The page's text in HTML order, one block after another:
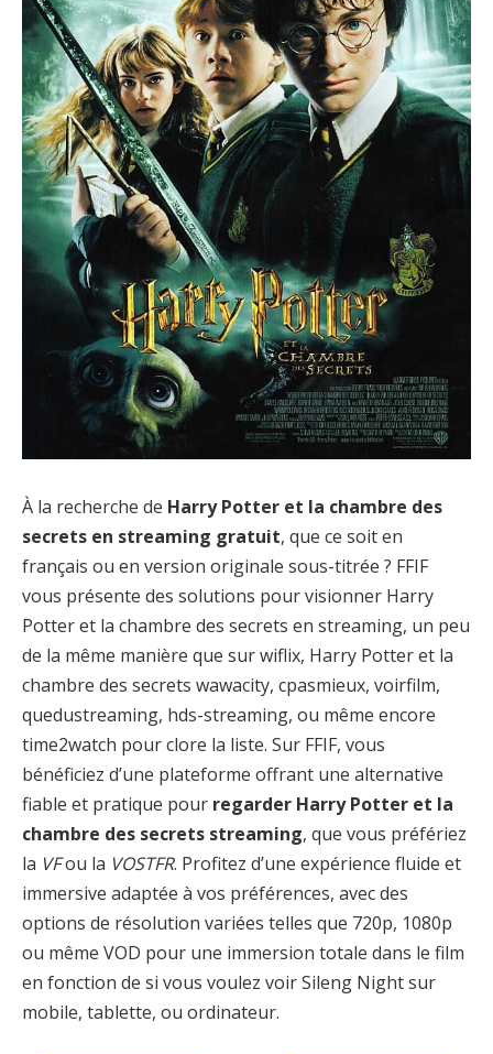
À la recherche de Harry Potter et la chambre des
secrets en streaming gratuit, que ce soit en
français ou en version originale sous-titrée ? FFIF
vous présente des solutions pour visionner Harry
Potter et la chambre des secrets en streaming, un peu
de la même manière que sur wiflix, Harry Potter et la
chambre des secrets wawacity, cpasmieux, voirfilm,
quedustreaming, hds-streaming, ou même encore
time2watch pour clore la liste. Sur FFIF, vous
bénéficiez d’une plateforme offrant une alternative
fiable et pratique pour regarder Harry Potter et la
chambre des secrets streaming, que vous préfériez
la VFou la VOSTFR. Profitez d’une expérience fluide et
immersive adaptée à vos préférences, avec des
options de résolution variées telles que 720p, 1080p
ou même VOD pour une immersion totale dans le film
en fonction de si vous voulez voir Sileng Night sur
mobile, tablette, ou ordinateur.